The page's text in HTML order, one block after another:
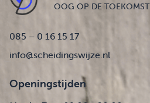
OOG OP DE TOEKOMST
085 – 0 16 15 17
info@scheidingswijze.nl
Openingstijden